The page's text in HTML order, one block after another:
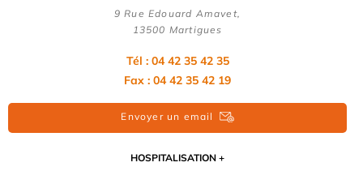
9 Rue Edouard Amavet,
13500 Martigues
Tél : 04 42 35 42 35
Fax : 04 42 35 42 19
Envoyer un email
HOSPITALISATION